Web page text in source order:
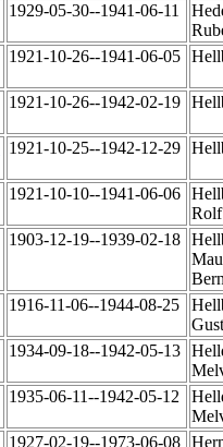
1929-05-30--1941-06-11
1921-10-26--1941-06-05
1921-10-26--1942-02-19
1921-10-25--1942-12-29
1921-10-10--1941-06-06
1903-12-19--1939-02-18
1916-11-06--1944-08-25
1934-09-18--1942-05-13
1935-06-11--1942-05-12
1927-02-19--1973-06-08